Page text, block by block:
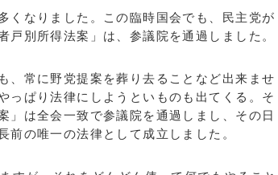
なりました。この臨時国会でも、民主党が
別所得法案」は、参議院を通過しました。
常に野党提案を葬り去ることなど出来ませ
っぱり法律にしようといものも出てくる。そ
」は全会一致で参議院を通過しまし、その日
の唯一の法律として成立しました。